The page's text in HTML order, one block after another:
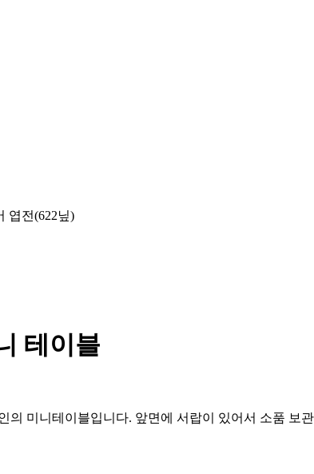
엽전(622닢)
테이블
의 미니테이블입니다. 앞면에 서랍이 있어서 소품 보